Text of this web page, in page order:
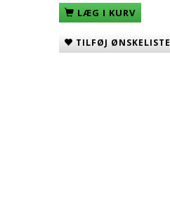
LÆG I KURV
TILFØJ ØNSKELISTE